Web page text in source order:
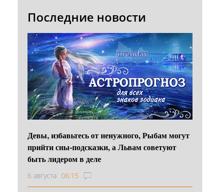
Последние новости
Девы, избавьтесь от ненужного, Рыбам могут
прийти сны-подсказки, а Львам советуют
быть лидером в деле
6 августа 06:15